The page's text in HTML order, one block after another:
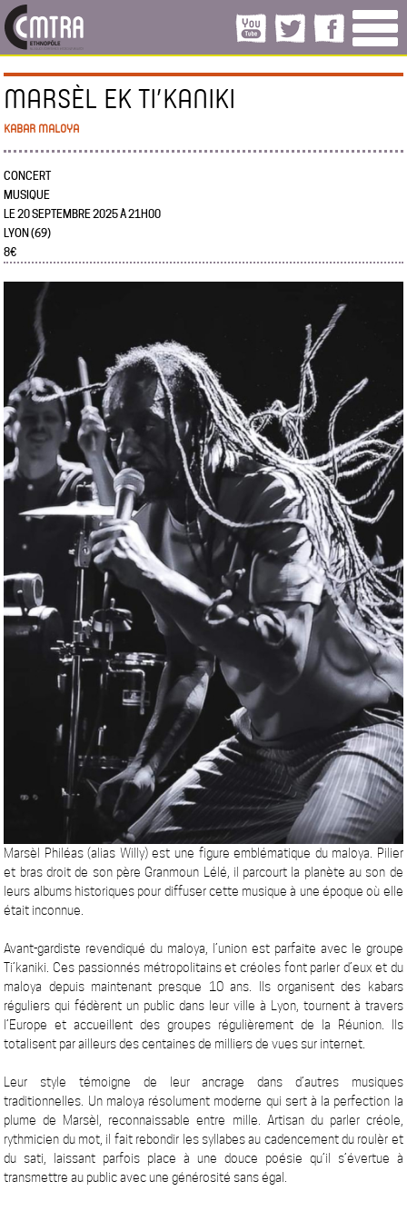
MARSÈL EK TI’KANIKI
KABAR MALOYA
CONCERT
MUSIQUE
LE 20 SEPTEMBRE 2025 À 21H00
LYON (69)
8€
Marsèl Philéas (alias Willy) est une figure emblématique du maloya. Pilier
et bras droit de son père Granmoun Lélé, il parcourt la planète au son de
leurs albums historiques pour diffuser cette musique à une époque où elle
était inconnue.
Avant-gardiste revendiqué du maloya, l’union est parfaite avec le groupe
Ti’kaniki. Ces passionnés métropolitains et créoles font parler d’eux et du
maloya depuis maintenant presque 10 ans. Ils organisent des kabars
réguliers qui fédèrent un public dans leur ville à Lyon, tournent à travers
l’Europe et accueillent des groupes régulièrement de la Réunion. Ils
totalisent par ailleurs des centaines de milliers de vues sur internet.
Leur style témoigne de leur ancrage dans d’autres musiques
traditionnelles. Un maloya résolument moderne qui sert à la perfection la
plume de Marsèl, reconnaissable entre mille. Artisan du parler créole,
rythmicien du mot, il fait rebondir les syllabes au cadencement du roulèr et
du sati, laissant parfois place à une douce poésie qu’il s’évertue à
transmettre au public avec une générosité sans égal.